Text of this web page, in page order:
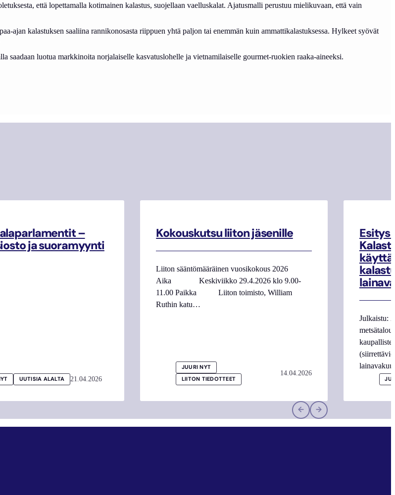
että lopettamalla kotimainen kalastus, suojellaan vaelluskalat. Ajatusmalli perustuu mielikuvaan, että vain
ajan kalastuksen saaliina rannikonosasta riippuen yhtä paljon tai enemmän kuin ammattikalastuksessa. Hylkeet syövät
saadaan luotua markkinoita norjalaiselle kasvatuslohelle ja vietnamilaiselle gourmet-ruokien raaka-aineeksi.
–
ja suoramyynti
UUTISIA ALALTA 21.04.2026
Kokouskutsu liiton jäsenille
Liiton sääntömääräinen vuosikokous 2026
Aika Keskiviikko 29.4.2026 klo 9.00-
11.00 Paikka Liiton toimisto, William
Ruthin katu…
JUURI NYT
LIITON TIEDOTTEET
14.04.2026
Esitys
Julkaistu: